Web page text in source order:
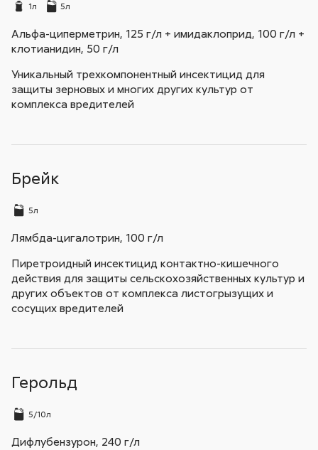
1л 5л
Альфа-циперметрин, 125 г/л + имидаклоприд, 100 г/л +
клотианидин, 50 г/л
Уникальный трехкомпонентный инсектицид для
защиты зерновых и многих других культур от
комплекса вредителей
Брейк
5л
Лямбда-цигалотрин, 100 г/л
Пиретроидный инсектицид контактно-кишечного
действия для защиты сельскохозяйственных культур и
других объектов от комплекса листогрызущих и
сосущих вредителей
Герольд
5/10л
Дифлубензурон, 240 г/л